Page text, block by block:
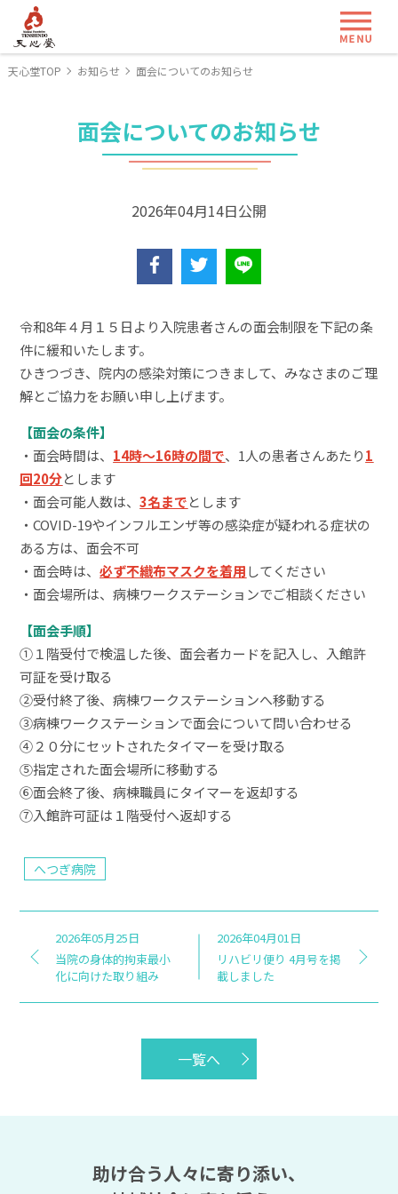
天心堂TOP お知らせ 面会についてのお知らせ
面会についてのお知らせ
2026年04月14日公開
令和8年４月１５日より入院患者さんの面会制限を下記の条
件に緩和いたします。
ひきつづき、院内の感染対策につきまして、みなさまのご理
解とご協力をお願い申し上げます。
【面会の条件】
・面会時間は、 14時～16時の間で、1人の患者さんあたり1
回20分とします
・面会可能人数は、3名までとします
・COVID-19やインフルエンザ等の感染症が疑われる症状の
ある方は、面会不可
・面会時は、必ず不織布マスクを着用してください
・面会場所は、病棟ワークステーションでご相談ください
【面会手順】
①１階受付で検温した後、面会者カードを記入し、入館許
可証を受け取る
➁受付終了後、病棟ワークステーションへ移動する
③病棟ワークステーションで面会について問い合わせる
④２０分にセットされたタイマーを受け取る
⑤指定された面会場所に移動する
⑥面会終了後、病棟職員にタイマーを返却する
⑦入館許可証は１階受付へ返却する
へつぎ病院
2026年05月25日
当院の身体的拘束最小
化に向けた取り組み
2026年04月01日
リハビリ便り 4月号を掲
載しました
一覧へ
助け合う人々に寄り添い、